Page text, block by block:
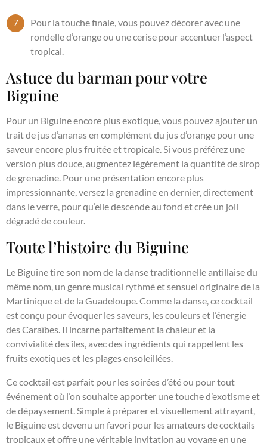
Pour la touche finale, vous pouvez décorer avec une
rondelle d’orange ou une cerise pour accentuer l’aspect
tropical.
Astuce du barman pour votre
Biguine
Pour un Biguine encore plus exotique, vous pouvez ajouter un
trait de jus d’ananas en complément du jus d’orange pour une
saveur encore plus fruitée et tropicale. Si vous préférez une
version plus douce, augmentez légèrement la quantité de sirop
de grenadine. Pour une présentation encore plus
impressionnante, versez la grenadine en dernier, directement
dans le verre, pour qu’elle descende au fond et crée un joli
dégradé de couleur.
Toute l’histoire du Biguine
Le Biguine tire son nom de la danse traditionnelle antillaise du
même nom, un genre musical rythmé et sensuel originaire de la
Martinique et de la Guadeloupe. Comme la danse, ce cocktail
est conçu pour évoquer les saveurs, les couleurs et l’énergie
des Caraïbes. Il incarne parfaitement la chaleur et la
convivialité des îles, avec des ingrédients qui rappellent les
fruits exotiques et les plages ensoleillées.
Ce cocktail est parfait pour les soirées d’été ou pour tout
événement où l’on souhaite apporter une touche d’exotisme et
de dépaysement. Simple à préparer et visuellement attrayant,
le Biguine est devenu un favori pour les amateurs de cocktails
tropicaux et offre une véritable invitation au voyage en une